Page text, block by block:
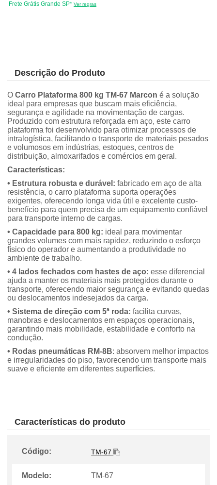
Frete Grátis Grande SP* Ver regras
Descrição do Produto
O Carro Plataforma 800 kg TM-67 Marcon é a solução
ideal para empresas que buscam mais eficiência,
segurança e agilidade na movimentação de cargas.
Produzido com estrutura reforçada em aço, este carro
plataforma foi desenvolvido para otimizar processos de
intralogística, facilitando o transporte de materiais pesados
e volumosos em indústrias, estoques, centros de
distribuição, almoxarifados e comércios em geral.
Características:
• Estrutura robusta e durável: fabricado em aço de alta
resistência, o carro plataforma suporta operações
exigentes, oferecendo longa vida útil e excelente custo-
benefício para quem precisa de um equipamento confiável
para transporte interno de cargas.
• Capacidade para 800 kg: ideal para movimentar
grandes volumes com mais rapidez, reduzindo o esforço
físico do operador e aumentando a produtividade no
ambiente de trabalho.
• 4 lados fechados com hastes de aço: esse diferencial
ajuda a manter os materiais mais protegidos durante o
transporte, oferecendo maior segurança e evitando quedas
ou deslocamentos indesejados da carga.
• Sistema de direção com 5ª roda: facilita curvas,
manobras e deslocamentos em espaços operacionais,
garantindo mais mobilidade, estabilidade e conforto na
condução.
• Rodas pneumáticas RM-8B: absorvem melhor impactos
e irregularidades do piso, favorecendo um transporte mais
suave e eficiente em diferentes superfícies.
Características do produto
Código: TM-67
Modelo: TM-67